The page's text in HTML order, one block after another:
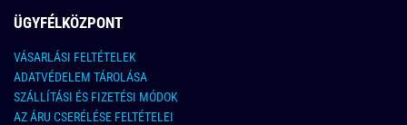
ÜGYFÉLKÖZPONT
VÁSARLÁSI FELTÉTELEK
ADATVÉDELEM TÁROLÁSA
SZÁLLÍTÁSI ÉS FIZETÉSI MÓDOK
AZ ÁRU CSERÉLÉSE FELTÉTELEI